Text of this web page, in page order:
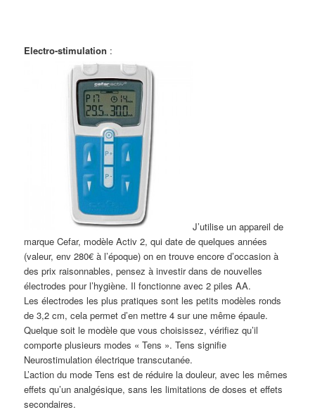
Electro-stimulation :
J’utilise un appareil de
marque Cefar, modèle Activ 2, qui date de quelques années
(valeur, env 280€ à l’époque) on en trouve encore d’occasion à
des prix raisonnables, pensez à investir dans de nouvelles
électrodes pour l’hygiène. Il fonctionne avec 2 piles AA.
Les électrodes les plus pratiques sont les petits modèles ronds
de 3,2 cm, cela permet d’en mettre 4 sur une même épaule.
Quelque soit le modèle que vous choisissez, vérifiez qu’il
comporte plusieurs modes « Tens ». Tens signifie
Neurostimulation électrique transcutanée.
L’action du mode Tens est de réduire la douleur, avec les mêmes
effets qu’un analgésique, sans les limitations de doses et effets
secondaires.